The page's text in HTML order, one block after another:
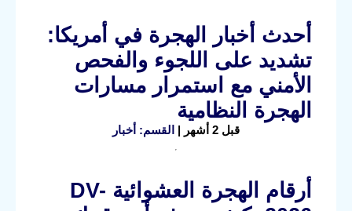
أحدث أخبار الهجرة في أمريكا:
تشديد على اللجوء والفحص
الأمني مع استمرار مسارات
الهجرة النظامية
قبل 2 أشهر | القسم: أخبار
أرقام الهجرة العشوائية DV-